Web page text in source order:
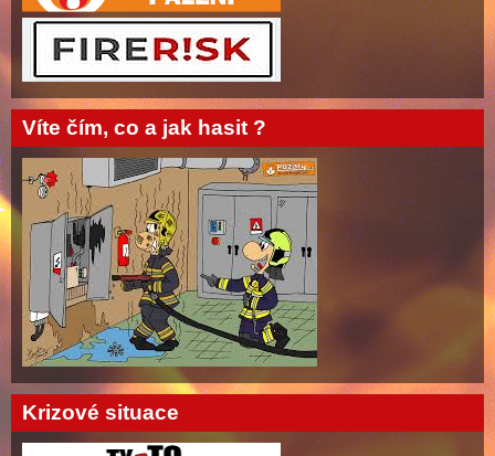
Víte čím, co a jak hasit ?
Krizové situace